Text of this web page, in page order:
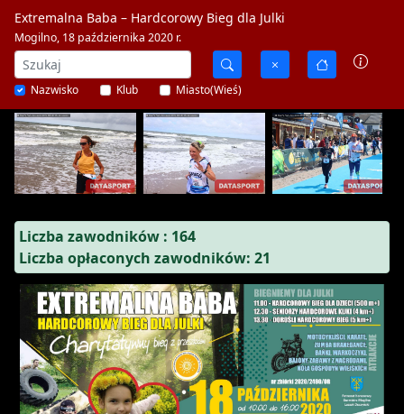
Extremalna Baba – Hardcorowy Bieg dla Julki
Mogilno, 18 października 2020 r.
Nazwisko Klub Miasto(Wieś)
Liczba zawodników : 164
Liczba opłaconych zawodników: 21